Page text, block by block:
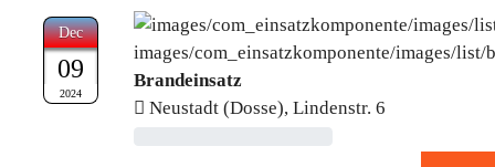
Dec
09
2024
Brandeinsatz
Neustadt (Dosse), Lindenstr. 6